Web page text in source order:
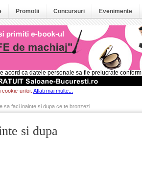
Promotii Concursuri Evenimente
acord ca datele personale sa fie prelucrate conform
urilor. Aflati mai multe...
sa faci inainte si dupa ce te bronzezi
si dupa